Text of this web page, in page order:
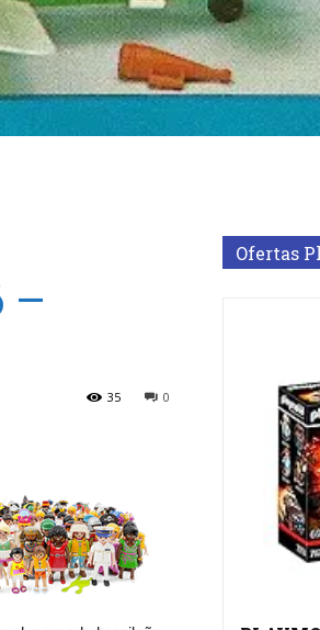
–
0
35
Ofertas